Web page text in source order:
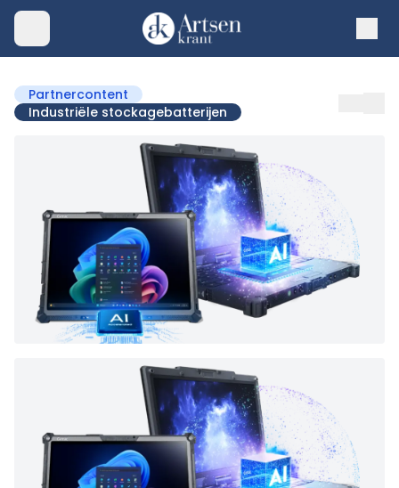
Partnercontent
Industriële stockagebatterijen